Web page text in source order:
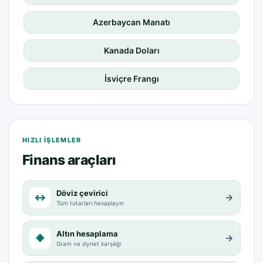
Azerbaycan Manatı
Kanada Doları
İsviçre Frangı
HIZLI IŞLEMLER
Finans araçları
↔ Döviz çevirici
Tüm tutarları hesaplayın →
◆ Altın hesaplama
Gram ve ziynet karşılığı →